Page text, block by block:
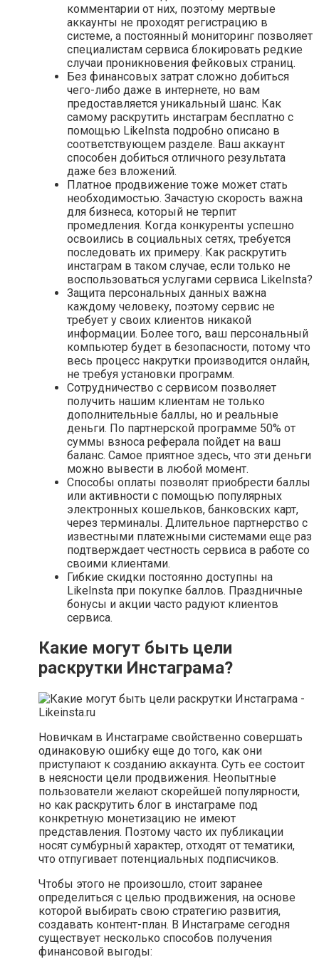
комментарии от них, поэтому мертвые
аккаунты не проходят регистрацию в
системе, а постоянный мониторинг позволяет
специалистам сервиса блокировать редкие
случаи проникновения фейковых страниц.
Без финансовых затрат сложно добиться
чего-либо даже в интернете, но вам
предоставляется уникальный шанс. Как
самому раскрутить инстаграм бесплатно с
помощью LikeInsta подробно описано в
соответствующем разделе. Ваш аккаунт
способен добиться отличного результата
даже без вложений.
Платное продвижение тоже может стать
необходимостью. Зачастую скорость важна
для бизнеса, который не терпит
промедления. Когда конкуренты успешно
освоились в социальных сетях, требуется
последовать их примеру. Как раскрутить
инстаграм в таком случае, если только не
воспользоваться услугами сервиса LikeInsta?
Защита персональных данных важна
каждому человеку, поэтому сервис не
требует у своих клиентов никакой
информации. Более того, ваш персональный
компьютер будет в безопасности, потому что
весь процесс накрутки производится онлайн,
не требуя установки программ.
Сотрудничество с сервисом позволяет
получить нашим клиентам не только
дополнительные баллы, но и реальные
деньги. По партнерской программе 50% от
суммы взноса реферала пойдет на ваш
баланс. Самое приятное здесь, что эти деньги
можно вывести в любой момент.
Способы оплаты позволят приобрести баллы
или активности с помощью популярных
электронных кошельков, банковских карт,
через терминалы. Длительное партнерство с
известными платежными системами еще раз
подтверждает честность сервиса в работе со
своими клиентами.
Гибкие скидки постоянно доступны на
LikeInsta при покупке баллов. Праздничные
бонусы и акции часто радуют клиентов
сервиса.
Какие могут быть цели
раскрутки Инстаграма?
Новичкам в Инстаграме свойственно совершать
одинаковую ошибку еще до того, как они
приступают к созданию аккаунта. Суть ее состоит
в неясности цели продвижения. Неопытные
пользователи желают скорейшей популярности,
но как раскрутить блог в инстаграме под
конкретную монетизацию не имеют
представления. Поэтому часто их публикации
носят сумбурный характер, отходят от тематики,
что отпугивает потенциальных подписчиков.
Чтобы этого не произошло, стоит заранее
определиться с целью продвижения, на основе
которой выбирать свою стратегию развития,
создавать контент-план. В Инстаграме сегодня
существует несколько способов получения
финансовой выгоды: